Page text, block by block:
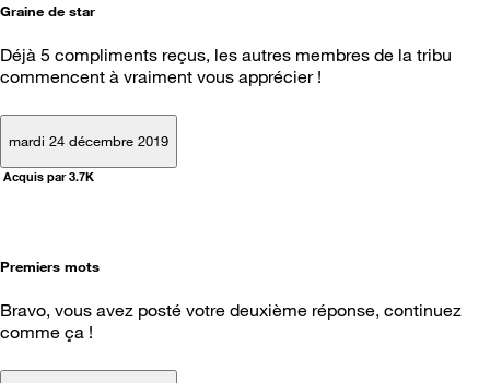
Graine de star
Déjà 5 compliments reçus, les autres membres de la tribu
commencent à vraiment vous apprécier !
mardi 24 décembre 2019
Acquis par 3.7K
Premiers mots
Bravo, vous avez posté votre deuxième réponse, continuez
comme ça !